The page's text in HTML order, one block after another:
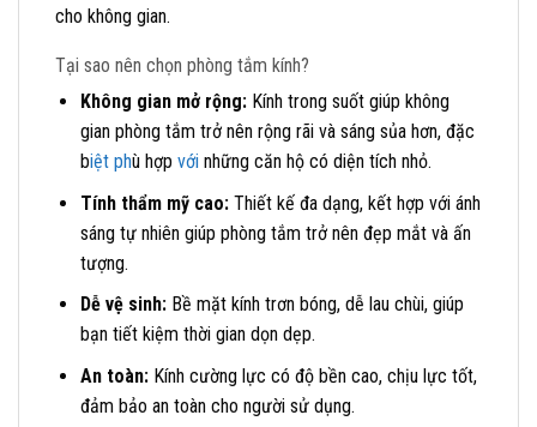
cho không gian.
Tại sao nên chọn phòng tắm kính?
Không gian mở rộng:Kính trong suốt giúp không
gian phòng tắm trở nên rộng rãi và sáng sủa hơn, đặc
biệt phù hợp vớinhững căn hộ có diện tích nhỏ.
Tính thẩm mỹ cao:Thiết kế đa dạng, kết hợp với ánh
sáng tự nhiên giúp phòng tắm trở nên đẹp mắt và ấn
tượng.
Dễ vệ sinh:Bề mặt kính trơn bóng, dễ lau chùi, giúp
bạn tiết kiệm thời gian dọn dẹp.
An toàn:Kính cường lực có độ bền cao, chịu lực tốt,
đảm bảo an toàn cho người sử dụng.